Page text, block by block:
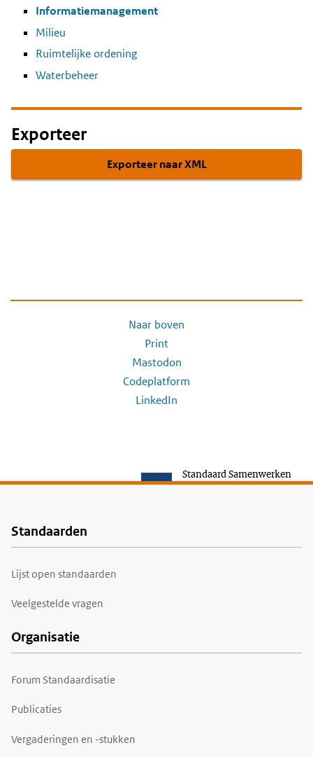
Informatiemanagement
Milieu
Ruimtelijke ordening
Waterbeheer
Exporteer
Exporteer naar XML
Naar boven
Print
Mastodon
Codeplatform
LinkedIn
Standaard Samenwerken
Voet
Standaarden
Lijst open standaarden
Veelgestelde vragen
Organisatie
Forum Standaardisatie
Publicaties
Vergaderingen en -stukken